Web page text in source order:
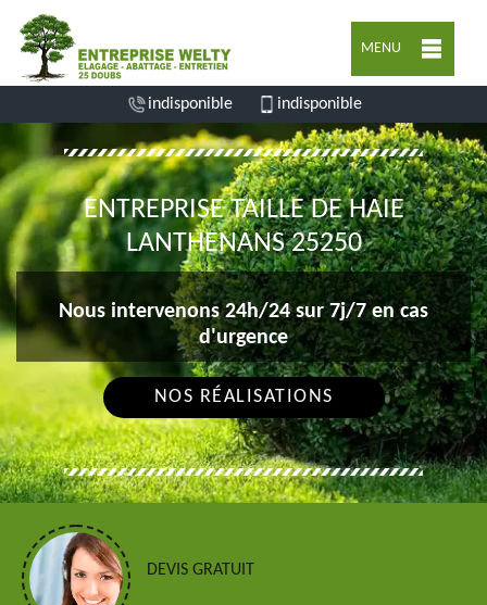
MENU
indisponible indisponible
ENTREPRISE TAILLE DE HAIE
LANTHENANS 25250
Nous intervenons 24h/24 sur 7j/7 en cas
d'urgence
NOS RÉALISATIONS
DEVIS GRATUIT